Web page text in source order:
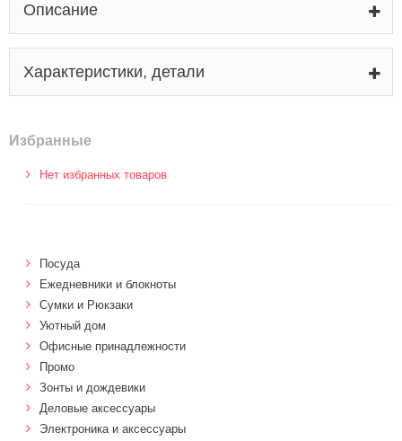
Описание
Характеристики, детали
Избранные
Нет избранных товаров
Посуда
Ежедневники и блокноты
Сумки и Рюкзаки
Уютный дом
Офисные принадлежности
Промо
Зонты и дождевики
Деловые аксессуары
Электроника и аксессуары